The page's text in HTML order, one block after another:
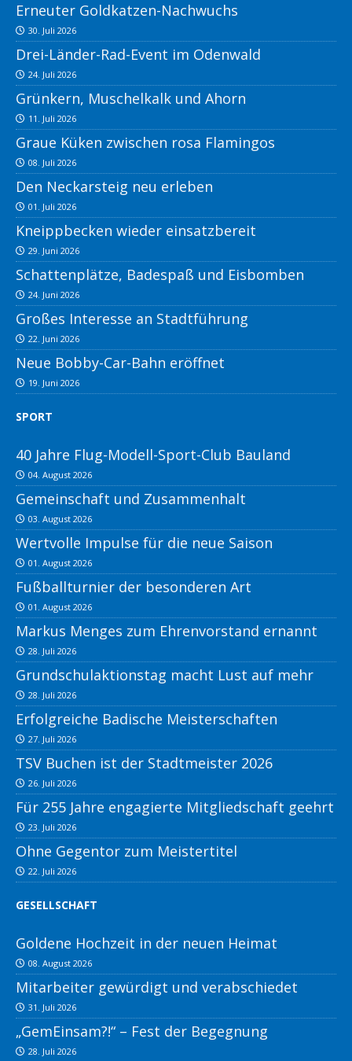
Erneuter Goldkatzen-Nachwuchs
30. Juli 2026
Drei-Länder-Rad-Event im Odenwald
24. Juli 2026
Grünkern, Muschelkalk und Ahorn
11. Juli 2026
Graue Küken zwischen rosa Flamingos
08. Juli 2026
Den Neckarsteig neu erleben
01. Juli 2026
Kneippbecken wieder einsatzbereit
29. Juni 2026
Schattenplätze, Badespaß und Eisbomben
24. Juni 2026
Großes Interesse an Stadtführung
22. Juni 2026
Neue Bobby-Car-Bahn eröffnet
19. Juni 2026
SPORT
40 Jahre Flug-Modell-Sport-Club Bauland
04. August 2026
Gemeinschaft und Zusammenhalt
03. August 2026
Wertvolle Impulse für die neue Saison
01. August 2026
Fußballturnier der besonderen Art
01. August 2026
Markus Menges zum Ehrenvorstand ernannt
28. Juli 2026
Grundschulaktionstag macht Lust auf mehr
28. Juli 2026
Erfolgreiche Badische Meisterschaften
27. Juli 2026
TSV Buchen ist der Stadtmeister 2026
26. Juli 2026
Für 255 Jahre engagierte Mitgliedschaft geehrt
23. Juli 2026
Ohne Gegentor zum Meistertitel
22. Juli 2026
GESELLSCHAFT
Goldene Hochzeit in der neuen Heimat
08. August 2026
Mitarbeiter gewürdigt und verabschiedet
31. Juli 2026
„GemEinsam?!“ – Fest der Begegnung
28. Juli 2026